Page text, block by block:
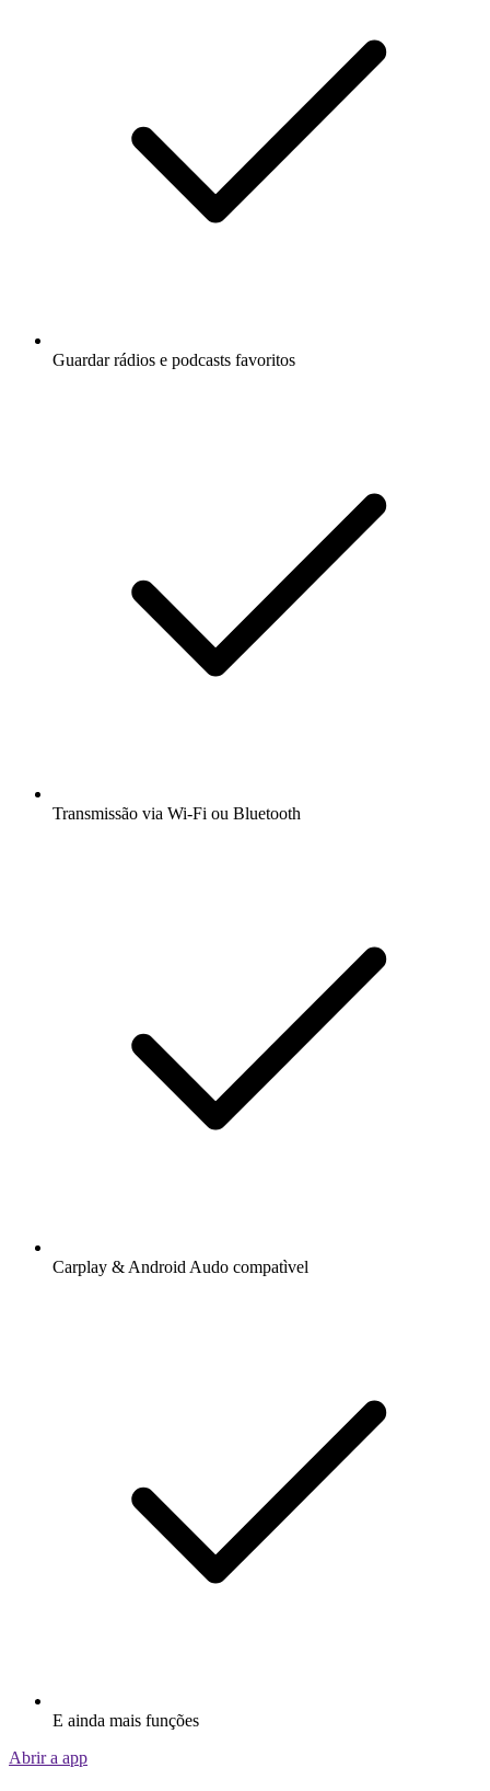
Guardar rádios e podcasts favoritos
Transmissão via Wi-Fi ou Bluetooth
Carplay & Android Audo compatìvel
E ainda mais funções
Abrir a app